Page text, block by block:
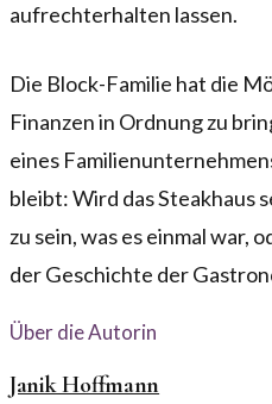
aufrechterhalten lassen.
Die Block-Familie hat die
Finanzen in Ordnung zu
eines
bleibt: Wird das Steakhaus
zu sein, was es einmal war,
der Geschichte der
Über die Autorin
Janik Hoffmann